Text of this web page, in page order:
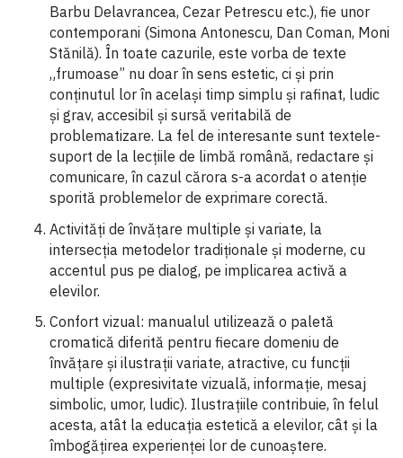
Barbu Delavrancea, Cezar Petrescu etc.), fie unor
contemporani (Simona Antonescu, Dan Coman, Moni
Stănilă). În toate cazurile, este vorba de texte
„frumoase” nu doar în sens estetic, ci și prin
conținutul lor în același timp simplu și rafinat, ludic
și grav, accesibil și sursă veritabilă de
problematizare. La fel de interesante sunt textele-
suport de la lecțiile de limbă română, redactare și
comunicare, în cazul cărora s-a acordat o atenție
sporită problemelor de exprimare corectă.
Activități de învățare multiple și variate, la
intersecția metodelor tradiționale și moderne, cu
accentul pus pe dialog, pe implicarea activă a
elevilor.
Confort vizual: manualul utilizează o paletă
cromatică diferită pentru fiecare domeniu de
învățare și ilustrații variate, atractive, cu funcții
multiple (expresivitate vizuală, informație, mesaj
simbolic, umor, ludic). Ilustrațiile contribuie, în felul
acesta, atât la educația estetică a elevilor, cât și la
îmbogățirea experienței lor de cunoaștere.